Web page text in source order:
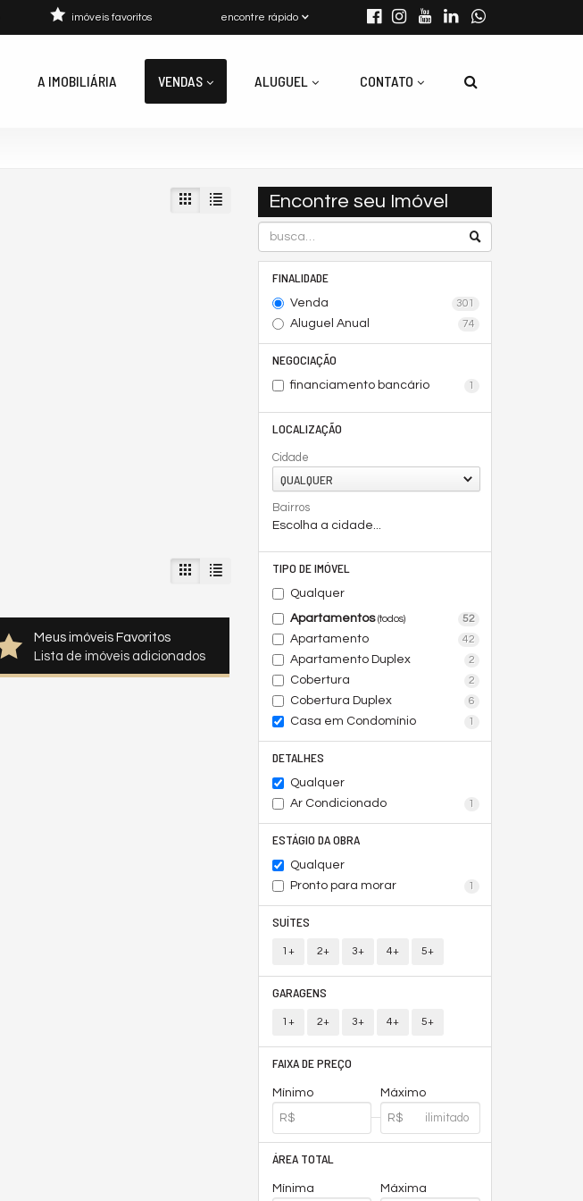
encontre rápido
imóveis favoritos
A IMOBILIÁRIA VENDAS ALUGUEL CONTATO
Encontre seu Imóvel
FINALIDADE
Venda 301
Aluguel Anual 74
NEGOCIAÇÃO
financiamento bancário 1
LOCALIZAÇÃO
Cidade
QUALQUER
Bairros
Escolha a cidade...
TIPO DE IMÓVEL
Qualquer
Apartamentos(todos) 52
Apartamento 42
Apartamento Duplex 2
Cobertura 2
Cobertura Duplex 6
Casa em Condomínio 1
DETALHES
Qualquer
Ar Condicionado
1
ESTÁGIO DA OBRA
Qualquer
Pronto para morar
1
SUÍTES
1+ 2+ 3+ 4+ 5+
GARAGENS
1+ 2+ 3+ 4+ 5+
FAIXA DE PREÇO
Mínimo Máximo
ÁREA TOTAL
Mínima Máxima
Meus imóveis Favoritos
Lista de imóveis adicionados